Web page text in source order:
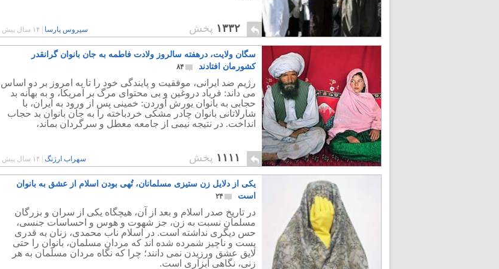
۱۳۳۲ پخش سیروس پارسا ۱۴ سال پیش
سگان ولایت، درهفته سالروز ولادت فاطمه به جان بانوان گرانقدر
کشورمان افتادند
۸۴
رژیم ضد ایرانی، موفقیت و پایندگی خود را تا به امروز بر دو اساس
می داند: فریاد دروغین و بی محتوای مرگ بر آمریکا، و به بهانه بد
حجابی به بانوان یورش آوردن: خمینی پس از ورود به ایران، با
شارلاتانی بانوان چادر مشکی خردباخته را به جان بانوان بد حجاب
انداخت. در نتیجه نیمی از جامعه معطل و سرگردان بماند،
۱۱۱۱ پخش سهراب ارژنگ ۱۴ سال پیش
یکی از دلایل زن ستیزی مسلمانان، تُهی بودن اسلام از عشق به بانوان
است
۲۴
در تاریخ صدر اسلام و بعد از آن، هیچگاه یکی از سران و بزرگان
مسلمان نسبت به زن، جز شهوت و هوس و احساسات جنسی،
حس دیگری نداشته است. در اسلام ناب محمدی، زنان به قدری
پست و ناچیز شمرده شده اند که مردان مسلمان، بانوان را حتی
لایق عشق ورزیدن نمی دانند؛ چرا که نگاه مردان مسلمان به هر
زنی، نگاهی ابزاری است.